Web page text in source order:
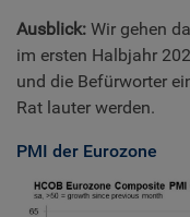
Ausblick: Wir gehen
im ersten Halbjahr
und die Befürworter
Rat lauter werden.
PMI der Eurozone